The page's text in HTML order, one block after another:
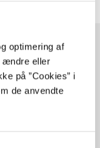
optimering af
ændre eller
på ”Cookies” i
de anvendte